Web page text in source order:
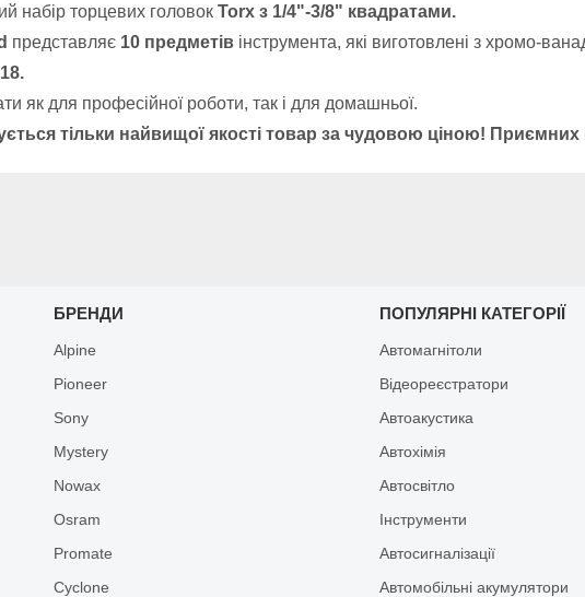
набір торцевих головок Torx з 1/4"-3/8" квадратами.
представляє 10 предметів інструмента, які виготовлені з хромо-
18.
як для професійної роботи, так і для домашньої.
тільки найвищої якості товар за чудовою ціною! Приємних
БРЕНДИ
Alpine
Pioneer
Sony
Mystery
Nowax
Osram
Promate
Cyclone
ПОПУЛЯРНІ КАТЕГОРІЇ
Автомагнітоли
Відеореєстратори
Автоакустика
Автохімія
Автосвітло
Інструменти
Автосигналізації
Автомобільні акумулятори